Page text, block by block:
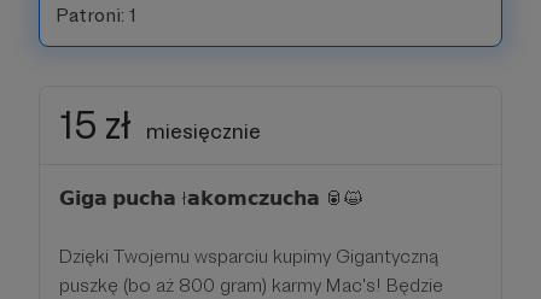
Patroni: 1
15 zł miesięcznie
𝗚𝗶𝗴𝗮 𝗽𝘂𝗰𝗵𝗮 ł𝗮𝗸𝗼𝗺𝗰𝘇𝘂𝗰𝗵𝗮 🥫😺
Dzięki Twojemu wsparciu kupimy Gigantyczną
puszkę (bo aż 800 gram) karmy Mac's! Będzie